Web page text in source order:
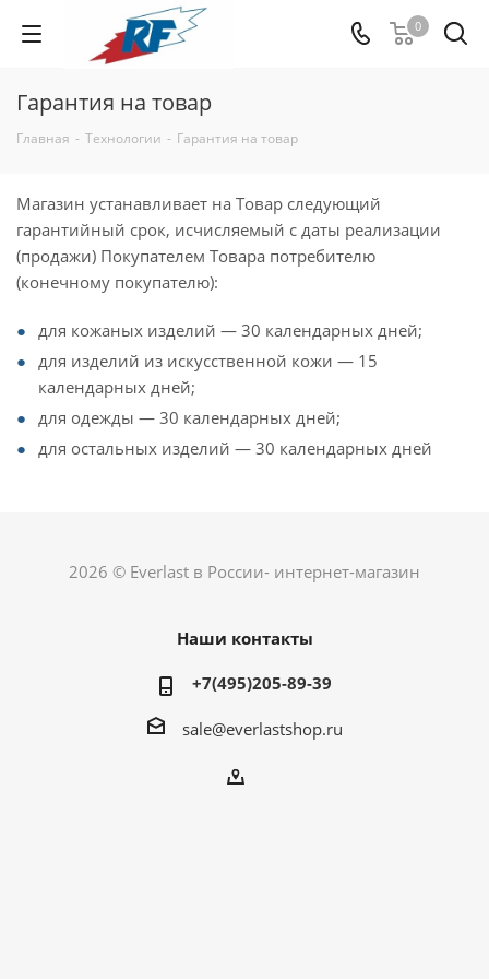
0
Гарантия на товар
Главная - Технологии - Гарантия на товар
Магазин устанавливает на Товар следующий
гарантийный срок, исчисляемый с даты реализации
(продажи) Покупателем Товара потребителю
(конечному покупателю):
для кожаных изделий — 30 календарных дней;
для изделий из искусственной кожи — 15
календарных дней;
для одежды — 30 календарных дней;
для остальных изделий — 30 календарных дней
2026 © Everlast в России- интернет-магазин
Наши контакты
+7(495)205-89-39
sale@everlastshop.ru